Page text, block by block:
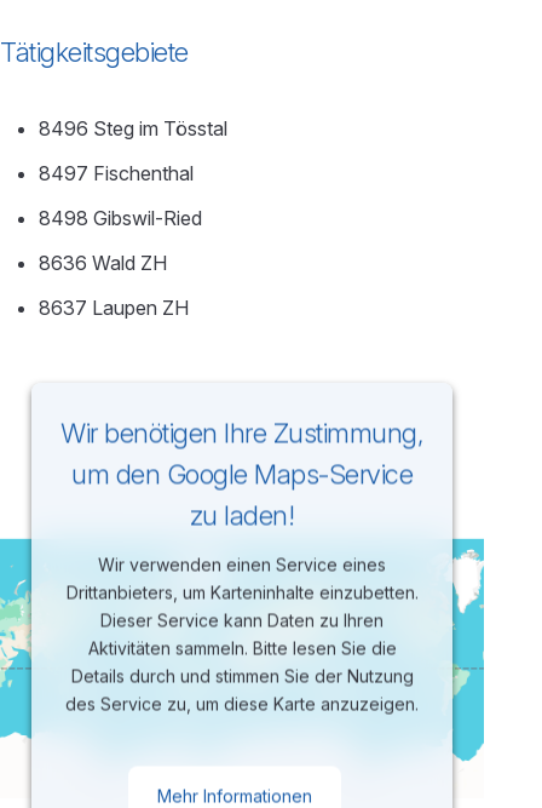
Tätigkeitsgebiete
8496 Steg im Tösstal
8497 Fischenthal
8498 Gibswil-Ried
8636 Wald ZH
8637 Laupen ZH
Wir benötigen Ihre Zustimmung,
um den Google Maps-Service
zu laden!
Wir verwenden einen Service eines
Drittanbieters, um Karteninhalte einzubetten.
Dieser Service kann Daten zu Ihren
Aktivitäten sammeln. Bitte lesen Sie die
Details durch und stimmen Sie der Nutzung
des Service zu, um diese Karte anzuzeigen.
Mehr Informationen